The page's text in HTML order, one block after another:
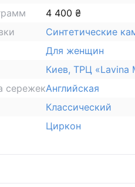
4 400 ₴
Синтетические
Для женщин
Киев, ТРЦ «Lavina
сережекАнглийская
Классический
Циркон